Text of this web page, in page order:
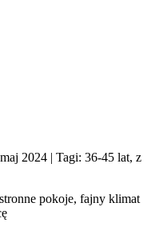
2024 | Tagi: 36-45 lat, z
pokoje, fajny klimat